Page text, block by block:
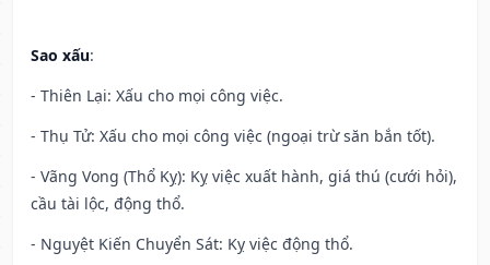
Sao xấu:
- Thiên Lại: Xấu cho mọi công việc.
- Thụ Tử: Xấu cho mọi công việc (ngoại trừ săn bắn tốt).
- Vãng Vong (Thổ Kỵ): Kỵ việc xuất hành, giá thú (cưới hỏi),
cầu tài lộc, động thổ.
- Nguyệt Kiến Chuyển Sát: Kỵ việc động thổ.